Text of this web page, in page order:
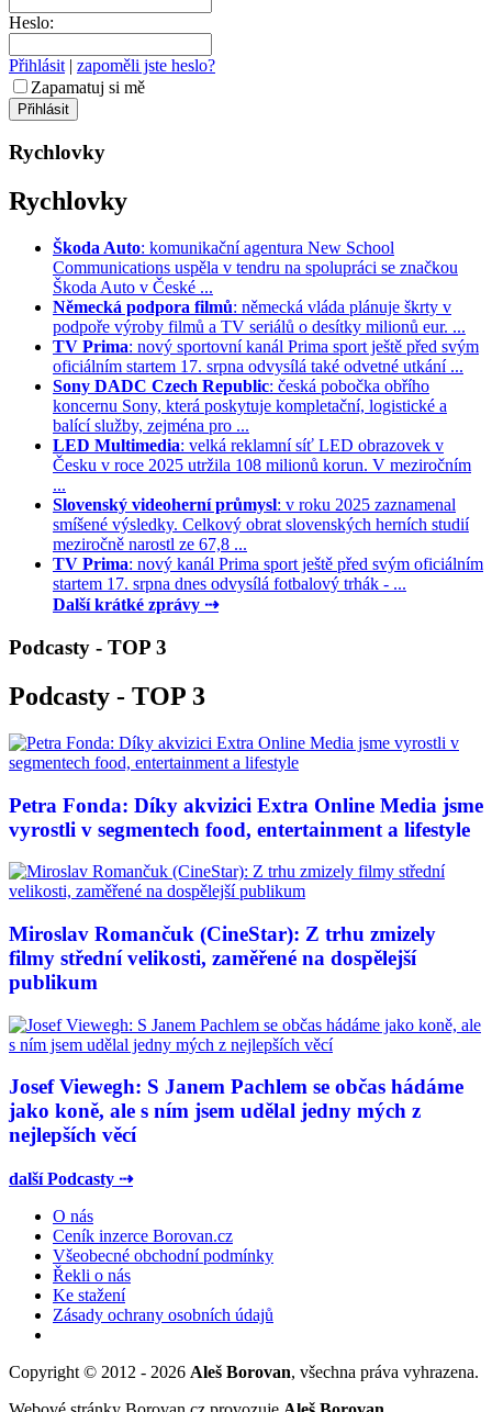
Heslo:
Přihlásit | zapoměli jste heslo?
Zapamatuj si mě
Rychlovky
Rychlovky
Škoda Auto: komunikační agentura New School
Communications uspěla v tendru na spolupráci se značkou
Škoda Auto v České ...
Německá podpora filmů: německá vláda plánuje škrty v
podpoře výroby filmů a TV seriálů o desítky milionů eur. ...
TV Prima: nový sportovní kanál Prima sport ještě před svým
oficiálním startem 17. srpna odvysílá také odvetné utkání ...
Sony DADC Czech Republic: česká pobočka obřího
koncernu Sony, která poskytuje kompletační, logistické a
balící služby, zejména pro ...
LED Multimedia: velká reklamní síť LED obrazovek v
Česku v roce 2025 utržila 108 milionů korun. V meziročním
...
Slovenský videoherní průmysl: v roku 2025 zaznamenal
smíšené výsledky. Celkový obrat slovenských herních studií
meziročně narostl ze 67,8 ...
TV Prima: nový kanál Prima sport ještě před svým oficiálním
startem 17. srpna dnes odvysílá fotbalový trhák - ...
Další krátké zprávy ⇢
Podcasty - TOP 3
Podcasty - TOP 3
Petra Fonda: Díky akvizici Extra Online Media jsme
vyrostli v segmentech food, entertainment a lifestyle
Miroslav Romančuk (CineStar): Z trhu zmizely
filmy střední velikosti, zaměřené na dospělejší
publikum
Josef Viewegh: S Janem Pachlem se občas hádáme
jako koně, ale s ním jsem udělal jedny mých z
nejlepších věcí
další Podcasty ⇢
O nás
Ceník inzerce Borovan.cz
Všeobecné obchodní podmínky
Řekli o nás
Ke stažení
Zásady ochrany osobních údajů
Copyright © 2012 - 2026 Aleš Borovan, všechna práva vyhrazena.